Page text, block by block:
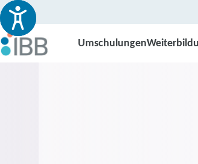
Umschulungen